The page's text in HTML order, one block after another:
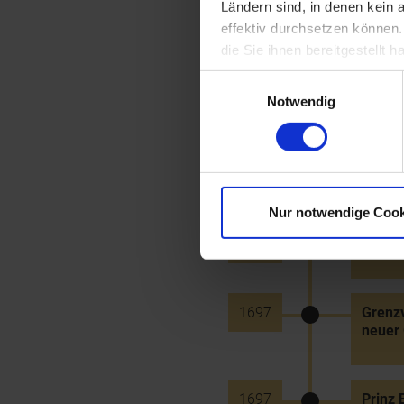
Ländern sind, in denen kein
effektiv durchsetzen
die Sie ihnen bereitgestellt
Notwendig
Nur notwendige
1695
1696
1697
1697
neuer
1697 Prinz